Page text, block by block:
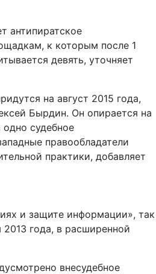
антипиратское
к которым после 1
девять, уточняет
на август 2015 года,
Бырдин. Он опирается на
судебное
правообладатели
практики, добавляет
и защите информации», так
года, в расширенной
внесудебное